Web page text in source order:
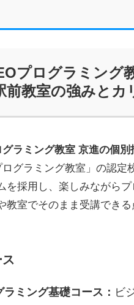
プログラミング
前教室の強みとカ
ラミング教室 京進の個
ログラミング教室」の認
を採用し、楽しみながら
教室でそのまま受講できる
ラミング基礎コース： ビ